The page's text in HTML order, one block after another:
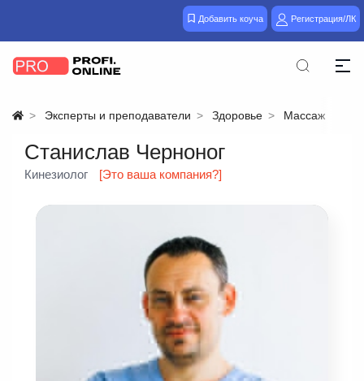
Добавить коуча Регистрация/ЛК
Эксперты и преподаватели Здоровье Массаж
Станислав Черноног
Кинезиолог [Это ваша компания?]